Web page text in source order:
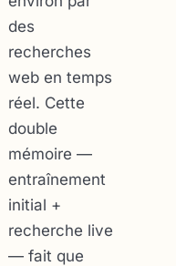
des
recherches
web en temps
réel. Cette
double
mémoire —
entraînement
initial +
recherche live
— fait que